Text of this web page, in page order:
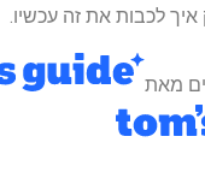
איך לכבות את זה עכשיו.
מאת